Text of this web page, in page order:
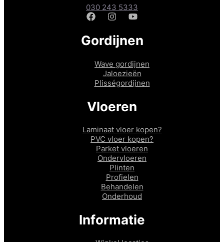
030 243 5333
Gordijnen
Wave gordijnen
Jaloezieën
Plisségordijnen
Vloeren
Laminaat vloer kopen?
PVC vloer kopen?
Parket vloeren
Ondervloeren
Plinten
Profielen
Behandelen
Onderhoud
Informatie